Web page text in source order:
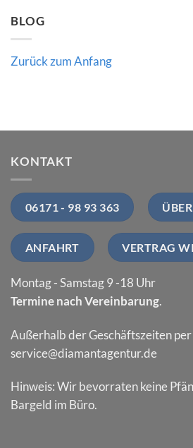
BLOG
Zurück zum Anfang
KONTAKT
06171 - 98 93 363
ANFAHRT VERTRAG
Montag - Samstag 9 -18 Uhr
Termine nach Vereinbarung.
Außerhalb der Geschäftszeiten per
service@diamantagentur.de
Hinweis: Wir bevorraten keine
Bargeld im Büro.